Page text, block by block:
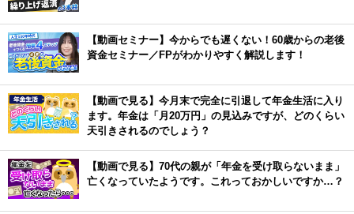
【動画セミナー】今からでも遅くない！60歳からの老後
資金セミナー／FPがわかりやすく解説します！
【動画で見る】今月末で完全に引退して年金生活に入り
ます。年金は「月20万円」の見込みですが、どのくらい
天引きされるのでしょう？
【動画で見る】70代の親が「年金を受け取らないまま」
亡くなっていたようです。これっておかしいですか…？